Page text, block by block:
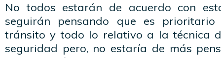
No todos estarán de acuerdo con
seguirán pensando que es prioritario
tránsito y todo lo relativo a la técnica
seguridad pero, no estaría de más